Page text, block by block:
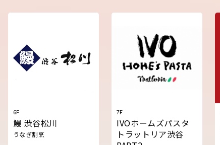
6F
鰻 渋谷松川
うなぎ割烹
7F
IVOホームズパスタ
トラットリア渋谷